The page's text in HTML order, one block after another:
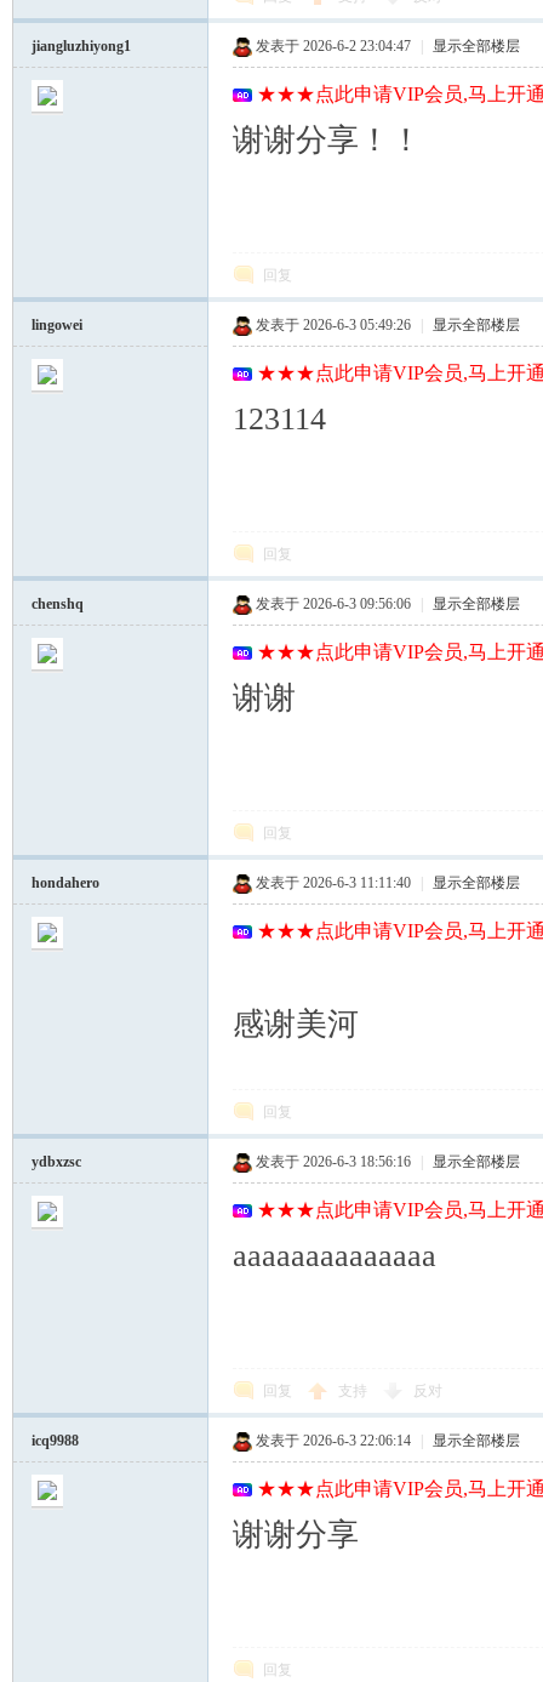
jiangluzhiyong1 发表于 2026-6-2 23:04:47 显示全部楼层
★★★点此申请VIP会员,马上开
谢谢分享！！
回复
lingowei 发表于 2026-6-3 05:49:26 显示全部楼层
★★★点此申请VIP会员,马上开
123114
回复
chenshq 发表于 2026-6-3 09:56:06 显示全部楼层
★★★点此申请VIP会员,马上开
谢谢
回复
hondahero 发表于 2026-6-3 11:11:40 显示全部楼层
★★★点此申请VIP会员,马上开
感谢美河
回复
ydbxzsc 发表于 2026-6-3 18:56:16 显示全部楼层
★★★点此申请VIP会员,马上开
aaaaaaaaaaaaaa
回复 支持 反对
icq9988 发表于 2026-6-3 22:06:14 显示全部楼层
★★★点此申请VIP会员,马上开
谢谢分享
回复